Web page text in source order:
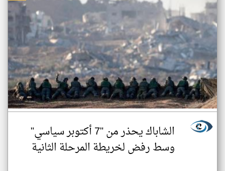
الشاباك يحذر من "7 أكتوبر سياسي"
وسط رفض لخريطة المرحلة الثانية